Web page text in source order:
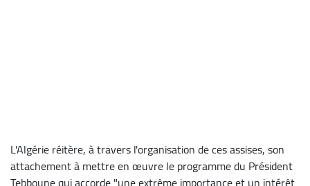
L'Algérie réitère, à travers l'organisation de ces assises, son
attachement à mettre en œuvre le programme du Président